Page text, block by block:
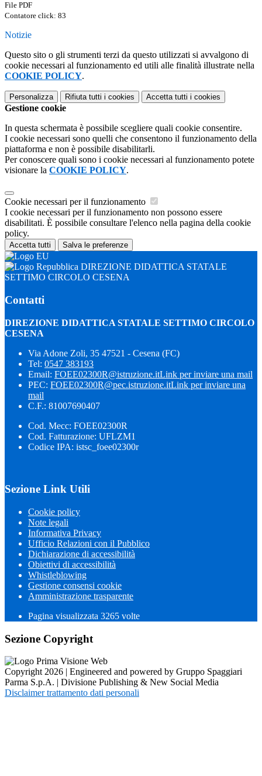
File PDF
Contatore click: 83
Notizie
Questo sito o gli strumenti terzi da questo utilizzati si avvalgono di
cookie necessari al funzionamento ed utili alle finalità illustrate nella
COOKIE POLICY.
Personalizza Rifiuta tutti i cookies Accetta tutti i cookies
Gestione cookie
In questa schermata è possibile scegliere quali cookie consentire.
I cookie necessari sono quelli che consentono il funzionamento della
piattaforma e non è possibile disabilitarli.
Per conoscere quali sono i cookie necessari al funzionamento potete
visionare la COOKIE POLICY.
Cookie necessari per il funzionamento
I cookie necessari per il funzionamento non possono essere
disabilitati. È possibile consultare l'elenco nella pagina della cookie
policy.
Accetta tutti Salva le preferenze
DIREZIONE DIDATTICA STATALE
SETTIMO CIRCOLO CESENA
Contatti
DIREZIONE DIDATTICA STATALE SETTIMO CIRCOLO
CESENA
Via Adone Zoli, 35 47521 - Cesena (FC)
Tel: 0547 383193
Email: FOEE02300R@istruzione.itLink per inviare una mail
PEC: FOEE02300R@pec.istruzione.itLink per inviare una
mail
C.F.: 81007690407
Cod. Mecc: FOEE02300R
Cod. Fatturazione: UFLZM1
Codice IPA: istsc_foee02300r
Sezione Link Utili
Cookie policy
Note legali
Informativa Privacy
Ufficio Relazioni con il Pubblico
Dichiarazione di accessibilità
Obiettivi di accessibilità
Whistleblowing
Gestione consensi cookie
Amministrazione trasparente
Pagina visualizzata 3265 volte
Sezione Copyright
Copyright 2026 | Engineered and powered by Gruppo Spaggiari
Parma S.p.A. | Divisione Publishing & New Social Media
Disclaimer trattamento dati personali